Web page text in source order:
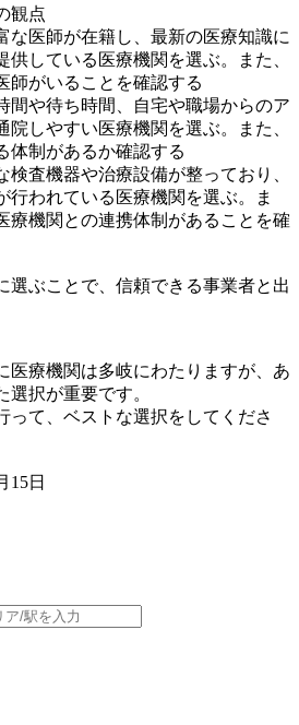
観点
な医師が在籍し、最新の医療知識に
している医療機関を選ぶ。また、
師がいることを確認する
間や待ち時間、自宅や職場からのア
院しやすい医療機関を選ぶ。また、
体制があるか確認する
検査機器や治療設備が整っており、
行われている医療機関を選ぶ。ま
療機関との連携体制があることを確
選ぶことで、信頼できる事業者と出
医療機関は多岐にわたりますが、あ
選択が重要です。
って、ベストな選択をしてくださ
15日